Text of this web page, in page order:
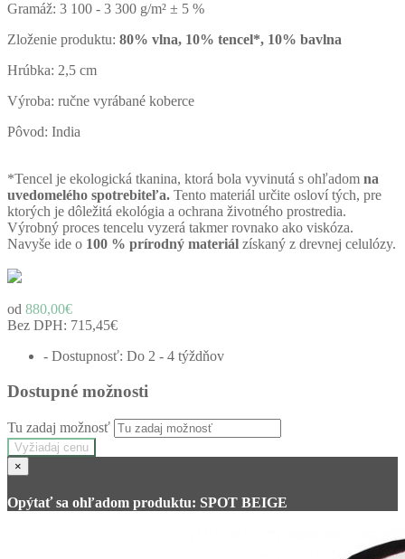
Gramáž: 3 100 - 3 300 g/m² ± 5 %
Zloženie produktu: 80% vlna, 10% tencel*, 10% bavlna
Hrúbka: 2,5 cm
Výroba: ručne vyrábané koberce
Pôvod: India
*Tencel je ekologická tkanina, ktorá bola vyvinutá s ohľadom na
uvedomelého spotrebiteľa. Tento materiál určite osloví tých, pre
ktorých je dôležitá ekológia a ochrana životného prostredia.
Výrobný proces tencelu vyzerá takmer rovnako ako viskóza.
Navyše ide o 100 % prírodný materiál získaný z drevnej celulózy.
od 880,00€
Bez DPH: 715,45€
- Dostupnosť: Do 2 - 4 týždňov
Dostupné možnosti
Tu zadaj možnosť
Vyžiadaj cenu
×
Opýtať sa ohľadom produktu: SPOT BEIGE